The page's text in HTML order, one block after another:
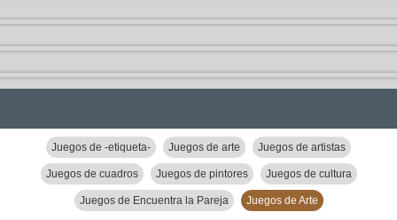
Juegos de -etiqueta- Juegos de arte Juegos de artistas
Juegos de cuadros Juegos de pintores Juegos de cultura
Juegos de Encuentra la Pareja Juegos de Arte